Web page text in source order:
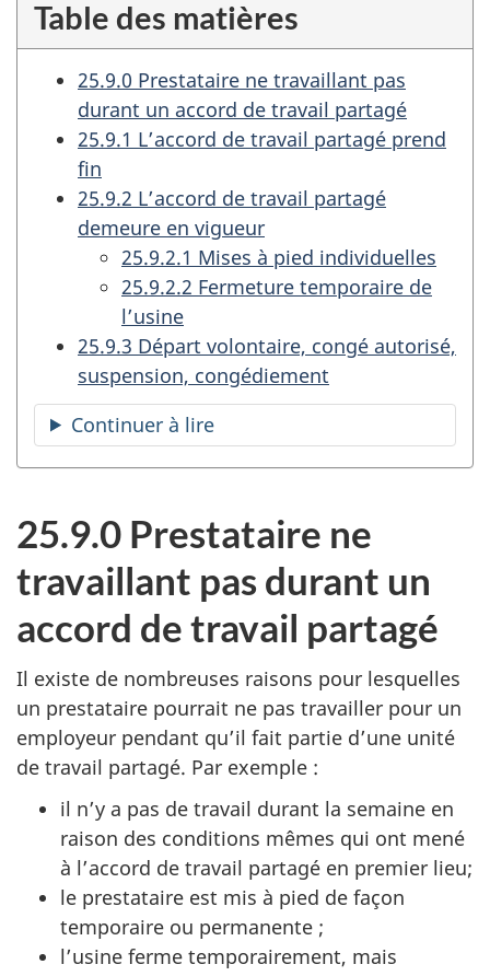
Table des matières
25.9.0 Prestataire ne travaillant pas
durant un accord de travail partagé
25.9.1 L’accord de travail partagé prend
fin
25.9.2 L’accord de travail partagé
demeure en vigueur
25.9.2.1 Mises à pied individuelles
25.9.2.2 Fermeture temporaire de
l’usine
25.9.3 Départ volontaire, congé autorisé,
suspension, congédiement
Continuer à lire
la
table
25.9.0 Prestataire ne
travaillant pas durant un
accord de travail partagé
Il existe de nombreuses raisons pour lesquelles
un prestataire pourrait ne pas travailler pour un
employeur pendant qu’il fait partie d’une unité
de travail partagé. Par exemple :
il n’y a pas de travail durant la semaine en
raison des conditions mêmes qui ont mené
à l’accord de travail partagé en premier lieu;
le prestataire est mis à pied de façon
temporaire ou permanente ;
l’usine ferme temporairement, mais